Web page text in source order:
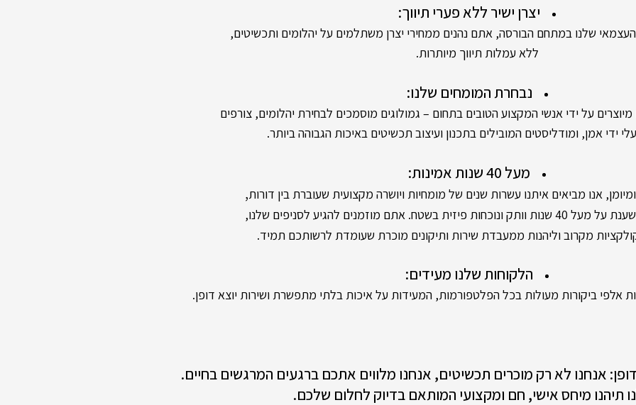
יצרן ישיר ללא פערי תיווך:
שלנו במתחם הבורסה, אתם נהנים ממחירי יצרן משתלמים על יהלומים ותכשיטים,
ללא עמלות תיווך מיותרות.
נבחרת המומחים שלנו:
על ידי אנשי המקצוע הטובים בתחום – גמולוגים מוסמכים לבחירת יהלומים, צורפים
ידי אמן, ומודליסטים המובילים בתכנון ועיצוב תכשיטים באיכות הגבוהה ביותר.
מעל 40 שנות אמינות:
אנו מביאים איתנו עשרות שנים של מומחיות ויושרה מקצועית שעוברת בין דורות,
בשטח. אתם מוזמנים להגיע לסניפים שלנו,
מקרוב וליהנות ממעבדת שירות ותיקונים מוכרת שעומדת לרשותכם תמיד.
הלקוחות שלנו מעידים:
אלפי ביקורות מעולות בכל הפלטפורמות, המעידות על איכות בלתי מתפשרת ושירות יוצא דופן.
דופן: אנחנו לא רק מוכרים תכשיטים, אנחנו מלווים אתכם ברגעים המרגשים בחיים.
תיהנו מיחס אישי, חם ומקצועי המותאם בדיוק לחלום שלכם.